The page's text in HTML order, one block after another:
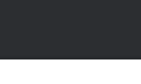
Technischer Support